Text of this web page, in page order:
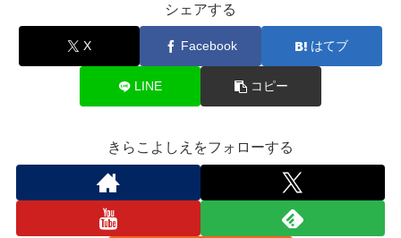
シェアする
X Facebook はてブ
LINE コピー
きらこよしえをフォローする